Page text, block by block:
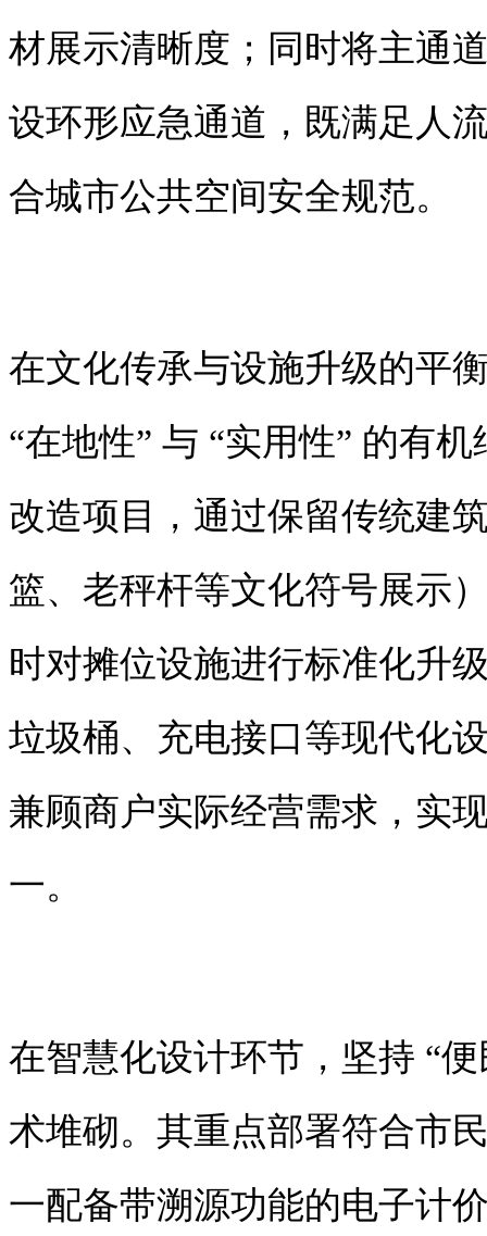
材展示清晰度；同时将主通
设环形应急通道，既满足人
合城市公共空间安全规范。
在文化传承与设施升级的平
“在地性” 与 “实用性” 的有
改造项目，通过保留传统建
篮、老秤杆等文化符号展示
时对摊位设施进行标准化升
垃圾桶、充电接口等现代化
兼顾商户实际经营需求，实
一。
在智慧化设计环节，坚持 “
术堆砌。其重点部署符合市
一配备带溯源功能的电子计